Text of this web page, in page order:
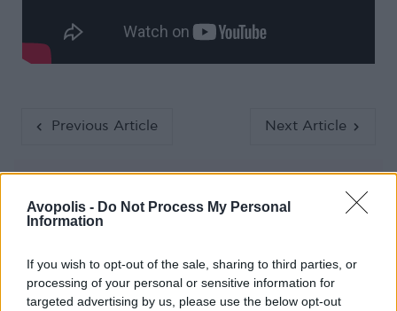
Avopolis - Do Not Process My Personal
Information
If you wish to opt-out of the sale, sharing to third parties, or
processing of your personal or sensitive information for
targeted advertising by us, please use the below opt-out
Previous Article Next Article
Ακολούθησε το Avopolis Network στο
Google News